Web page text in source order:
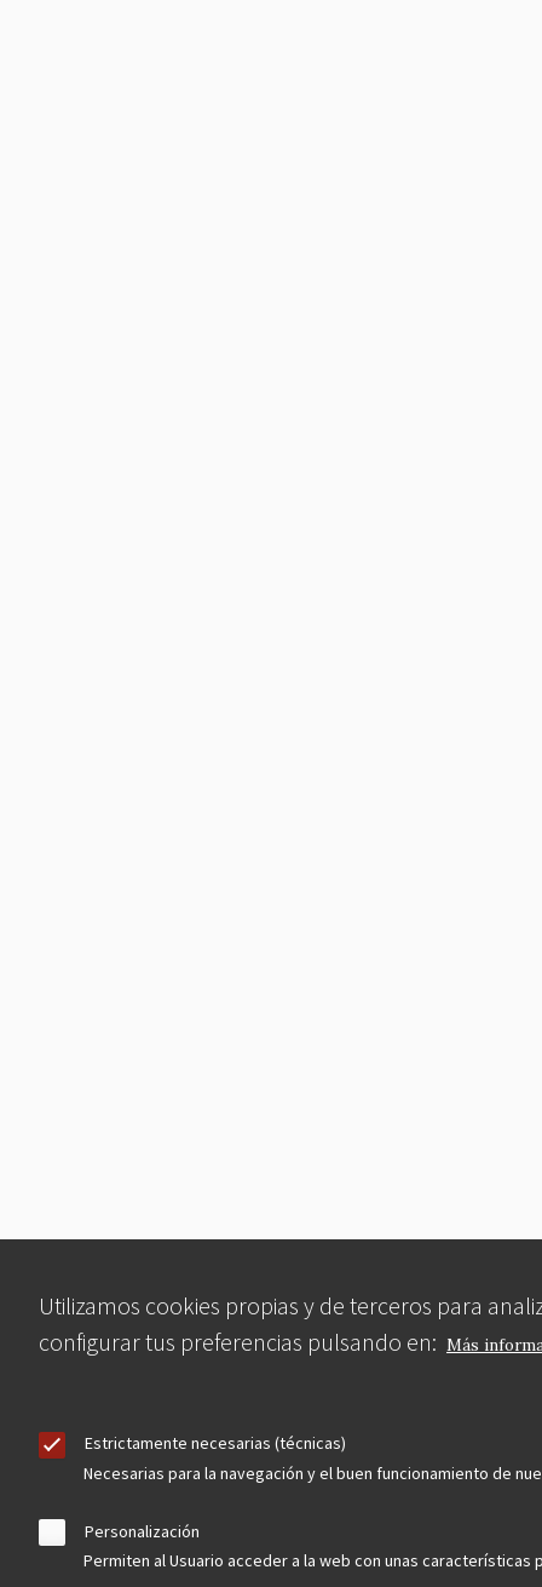
Utilizamos cookies propias y de terceros para
configurar tus preferencias pulsando en: Más
Estrictamente necesarias (técnicas)
Necesarias para la navegación y el buen funcionamiento de
Personalización
Permiten al Usuario acceder a la web con unas